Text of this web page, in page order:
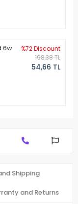
6w
%72 Discount
198,38 TL
54,66 TL
Shipping
and Returns